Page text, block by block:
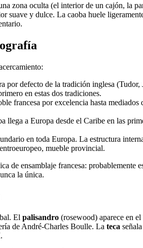
zona oculta (el interior de un cajón, la
y dulce. La caoba huele
por defecto de la tradición inglesa
en estas dos tradiciones.
francesa por excelencia hasta
llega a Europa desde el Caribe en las
en toda Europa. La estructura
mueble provincial.
de ensamblaje francesa:
la única.
El palisandro (rosewood) aparece en
de André-Charles Boulle. La teca